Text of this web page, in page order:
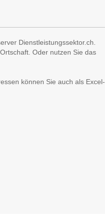
Dienstleistungssektor.ch.
Oder nutzen Sie das
können Sie auch als Excel-